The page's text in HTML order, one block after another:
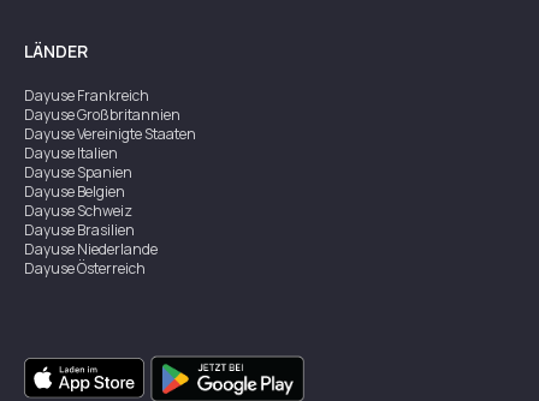
LÄNDER
DayuseFrankreich
DayuseGroßbritannien
DayuseVereinigte Staaten
DayuseItalien
DayuseSpanien
DayuseBelgien
DayuseSchweiz
DayuseBrasilien
DayuseNiederlande
DayuseÖsterreich
DayuseSingapur
DayuseZweden